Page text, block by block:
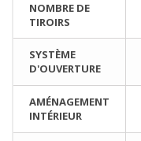
NOMBRE DE
TIROIRS
SYSTÈME
D'OUVERTURE
AMÉNAGEMENT
INTÉRIEUR